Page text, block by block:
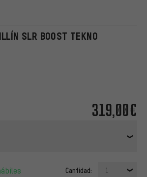
SLR BOOST TEKNO
319,00€
Cantidad: 1